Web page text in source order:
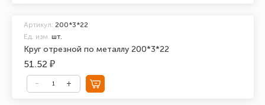
Круг отрезной по металлу 200*3*22
Артикул: 200*3*22
Ед. изм. шт.
51.52 ₽